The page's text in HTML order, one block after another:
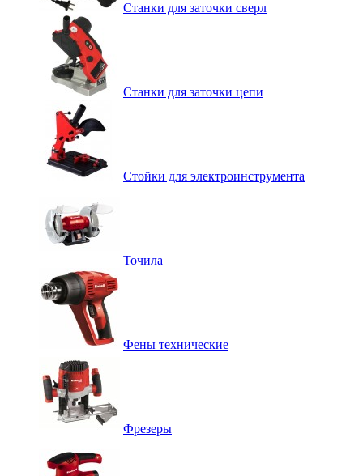
Станки для заточки сверл
Станки для заточки цепи
Стойки для электроинструмента
Точила
Фены технические
Фрезеры